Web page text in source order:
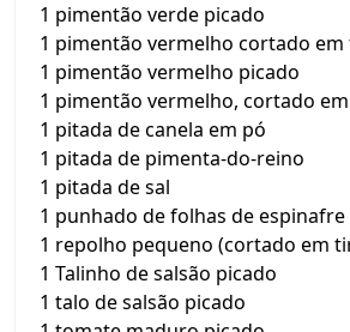
1 pimentão verde picado
1 pimentão vermelho cortado em
1 pimentão vermelho picado
1 pimentão vermelho, cortado
1 pitada de canela em pó
1 pitada de pimenta-do-reino
1 pitada de sal
1 punhado de folhas de
1 repolho pequeno (cortado em
1 Talinho de salsão picado
1 talo de salsão picado